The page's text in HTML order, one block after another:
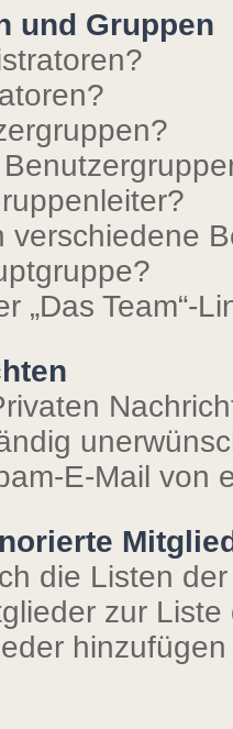
und Gruppen
verschiedene
„Das Team“-
E-Mail von
die Listen
zur